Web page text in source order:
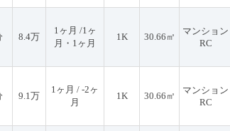
8.4万
1ヶ月 /1ヶ
月・1ヶ月
1K 30.66㎡
マンション
RC
9.1万
1ヶ月 / -2ヶ
月
1K 30.66㎡
マンション
RC